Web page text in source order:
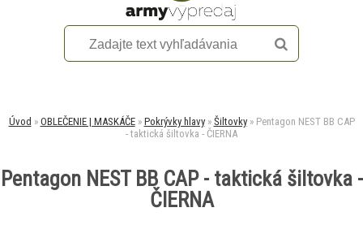
Úvod » OBLEČENIE | MASKÁČE » Pokrývky hlavy » Šiltovky » Pentagon NEST BB CAP
- taktická šiltovka - ČIERNA
Pentagon NEST BB CAP - taktická šiltovka -
ČIERNA